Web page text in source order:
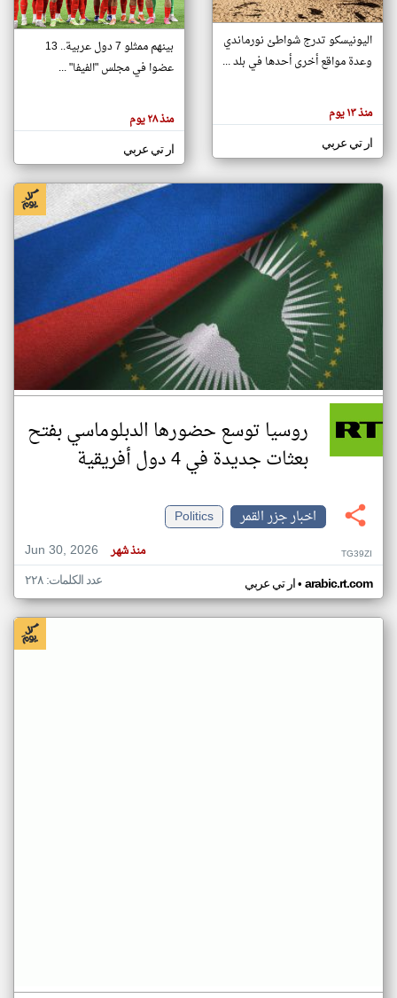
تغيير الدولة
اخبار جزر القمر على مدار الساعة
أهم اخبار جزر القمر العاجلة والمباشرة
هنا عن
وجهة
كاتبيها.
اليونيسكو تدرج شواطئ نورماندي
وعدة مواقع أخرى أحدها في بلد ...
منذ ١٣ يوم
ار تي عربي
بينهم ممثلو 7 دول عربية.. 13
عضوا في مجلس "الفيفا" ...
منذ ٢٨ يوم
ار تي عربي
روسيا توسع حضورها الدبلوماسي بفتح
بعثات جديدة في 4 دول أفريقية
اخبار جزر القمر
Politics
Jun 30, 2026
منذ شهر TG39ZI
ار تي عربي• arabic.rt.com عدد الكلمات: ٢٢٨
klyoum.com